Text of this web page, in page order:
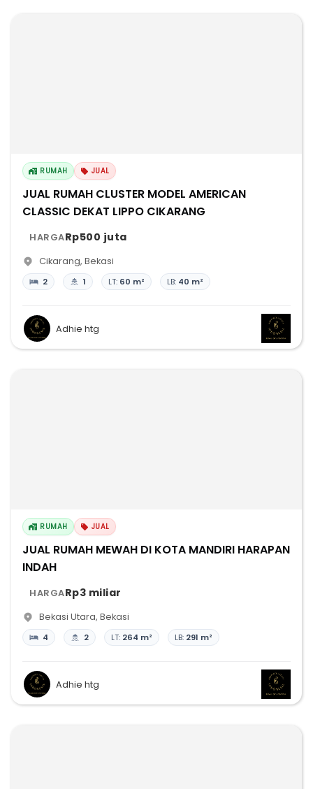
RUMAH JUAL
JUAL RUMAH CLUSTER MODEL AMERICAN
CLASSIC DEKAT LIPPO CIKARANG
HARGARp500 juta
Cikarang, Bekasi
2 1 LT: 60 m² LB: 40 m²
Adhie htg
RUMAH JUAL
JUAL RUMAH MEWAH DI KOTA MANDIRI HARAPAN
INDAH
HARGARp3 miliar
Bekasi Utara, Bekasi
4 2 LT: 264 m² LB: 291 m²
Adhie htg